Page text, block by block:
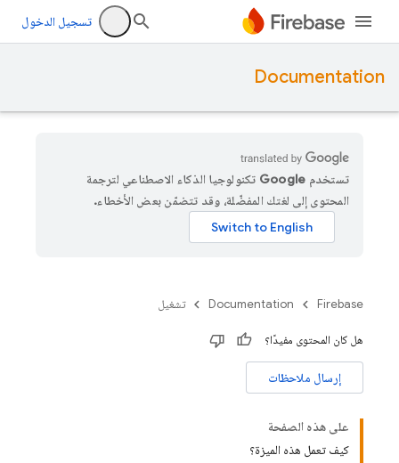
تسجيل الدخول
Documentation
تستخدم Google تكنولوجيا الذكاء الاصطناعي لترجمة
المحتوى إلى لغتك المفضّلة، وقد تتضمّن بعض الأخطاء.
Firebase
Documentation تشغيل
هل كان المحتوى مفيدًا؟
إرسال ملاحظات
على هذه الصفحة
كيف تعمل هذه الميزة؟